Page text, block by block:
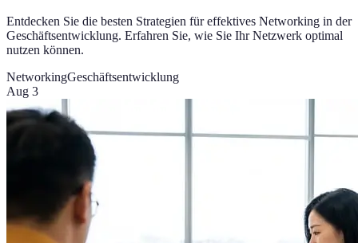
Entdecken Sie die besten Strategien für effektives Networking in der
Geschäftsentwicklung. Erfahren Sie, wie Sie Ihr Netzwerk optimal
nutzen können.
NetworkingGeschäftsentwicklung
Aug 3